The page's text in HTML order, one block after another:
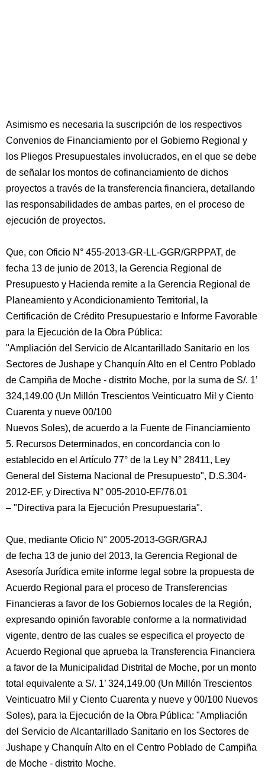
Asimismo es necesaria la suscripción de los respectivos
Convenios de Financiamiento por el Gobierno Regional y
los Pliegos Presupuestales involucrados, en el que se debe
de señalar los montos de cofinanciamiento de dichos
proyectos a través de la transferencia financiera, detallando
las responsabilidades de ambas partes, en el proceso de
ejecución de proyectos.
Que, con Oficio N° 455-2013-GR-LL-GGR/GRPPAT, de
fecha 13 de junio de 2013, la Gerencia Regional de
Presupuesto y Hacienda remite a la Gerencia Regional de
Planeamiento y Acondicionamiento Territorial, la
Certificación de Crédito Presupuestario e Informe Favorable
para la Ejecución de la Obra Pública:
"Ampliación del Servicio de Alcantarillado Sanitario en los
Sectores de Jushape y Chanquín Alto en el Centro Poblado
de Campiña de Moche - distrito Moche, por la suma de S/. 1’
324,149.00 (Un Millón Trescientos Veinticuatro Mil y Ciento
Cuarenta y nueve 00/100
Nuevos Soles), de acuerdo a la Fuente de Financiamiento
5. Recursos Determinados, en concordancia con lo
establecido en el Artículo 77° de la Ley N° 28411, Ley
General del Sistema Nacional de Presupuesto", D.S.304-
2012-EF, y Directiva N° 005-2010-EF/76.01
– "Directiva para la Ejecución Presupuestaria".
Que, mediante Oficio N° 2005-2013-GGR/GRAJ
de fecha 13 de junio del 2013, la Gerencia Regional de
Asesoría Jurídica emite informe legal sobre la propuesta de
Acuerdo Regional para el proceso de Transferencias
Financieras a favor de los Gobiernos locales de la Región,
expresando opinión favorable conforme a la normatividad
vigente, dentro de las cuales se especifica el proyecto de
Acuerdo Regional que aprueba la Transferencia Financiera
a favor de la Municipalidad Distrital de Moche, por un monto
total equivalente a S/. 1’ 324,149.00 (Un Millón Trescientos
Veinticuatro Mil y Ciento Cuarenta y nueve y 00/100 Nuevos
Soles), para la Ejecución de la Obra Pública: "Ampliación
del Servicio de Alcantarillado Sanitario en los Sectores de
Jushape y Chanquín Alto en el Centro Poblado de Campiña
de Moche - distrito Moche.